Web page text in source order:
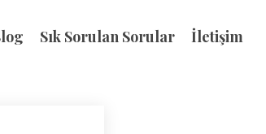
Sık Sorulan Sorular İletişim